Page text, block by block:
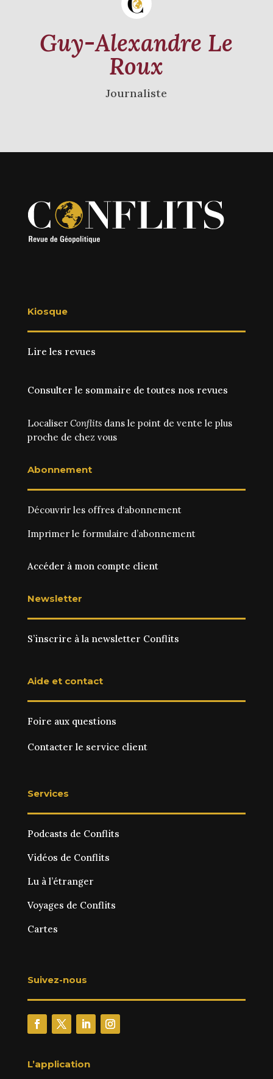
Guy-Alexandre Le
Roux
Journaliste
Kiosque
Lire les revues
Consulter le sommaire de toutes nos revues
Localiser Conflitsdans le point de vente le plus
proche de chez vous
Abonnement
Découvrir les offres d‘abonnement
Imprimer le formulaire d’abonnement
Accéder à mon compte client
Newsletter
S’inscrire à la newsletter Conflits
Aide et contact
Foire aux questions
Contacter le service client
Services
Podcasts de Conflits
Vidéos de Conflits
Lu à l’étranger
Voyages de Conflits
Cartes
Suivez-nous
L’application